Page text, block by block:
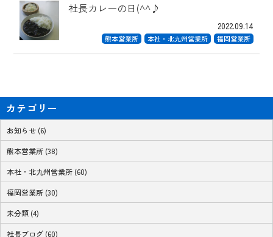
社長カレーの日(^^♪
2022.09.14
熊本営業所 本社・北九州営業所 福岡営業所
カテゴリー
お知らせ (6)
熊本営業所 (38)
本社・北九州営業所 (60)
福岡営業所 (30)
未分類 (4)
社長ブログ (60)